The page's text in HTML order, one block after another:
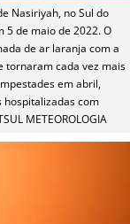
Nasiriyah, no Sul do
de maio de 2022. O
de ar laranja com a
tornaram cada vez mais
em abril,
hospitalizadas com
METEOROLOGIA